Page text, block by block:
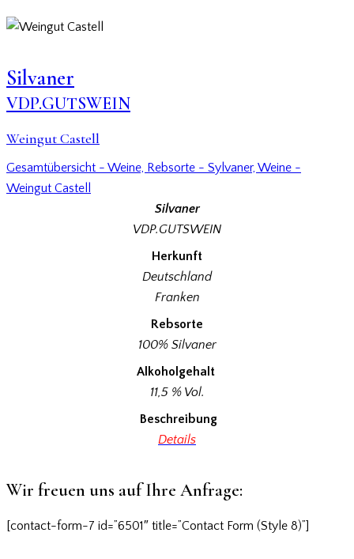
Silvaner
VDP.GUTSWEIN
Weingut Castell
Gesamtübersicht - Weine, Rebsorte - Sylvaner, Weine -
Weingut Castell
Silvaner
VDP.GUTSWEIN
Herkunft
Deutschland
Franken
Rebsorte
100% Silvaner
Alkoholgehalt
11,5 % Vol.
Beschreibung
Details
Wir freuen uns auf Ihre Anfrage:
[contact-form-7 id=”6501″ title=”Contact Form (Style 8)”]